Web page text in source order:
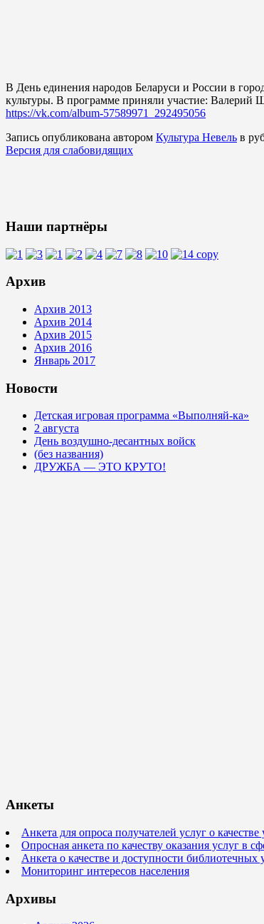
В День единения народов Беларуси и России в
культуры. В программе приняли участие:
https://vk.com/album-57589971_292495056
Запись опубликована автором Культура Невель в
Версия для слабовидящих
Наши партнёры
Архив
Архив 2013
Архив 2014
Архив 2015
Архив 2016
Январь 2017
Новости
Детская игровая программа «Выполняй-ка»
2 августа
День воздушно-десантных войск
(без названия)
ДРУЖБА — ЭТО КРУТО!
Анкеты
Анкета для опроса получателей услуг о
Опросная анкета по качеству оказания услуг в
Анкета о качестве и доступности библиотечных
Мониторинг интересов населения
Архивы